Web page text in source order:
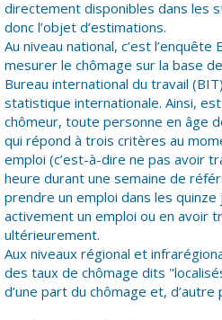
directement disponibles dans les
donc l’objet d’estimations.
Au niveau national, c’est
mesurer le chômage sur la base
Bureau international du travail
statistique internationale. Ainsi,
chômeur, toute personne en âge
qui répond à trois critères au
emploi (c’est-à-dire ne pas avoir
heure durant une semaine de
prendre un emploi dans les
activement un emploi ou en avoir
ultérieurement.
Aux niveaux régional et
des taux de chômage dits
d’une part du chômage et, d’autre